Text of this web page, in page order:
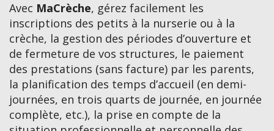
Avec MaCrèche, gérez facilement les
inscriptions des petits à la nurserie ou à la
crèche, la gestion des périodes d’ouverture et
de fermeture de vos structures, le paiement
des prestations (sans facture) par les parents,
la planification des temps d’accueil (en demi-
journées, en trois quarts de journée, en journée
complète, etc.), la prise en compte de la